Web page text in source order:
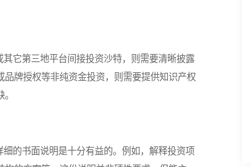
它第三地平台间接投资沙特，则需要清晰披露
牌授权等非纯资金投资，则需要提供知识产权
的书面说明是十分有益的。例如，解释投资项